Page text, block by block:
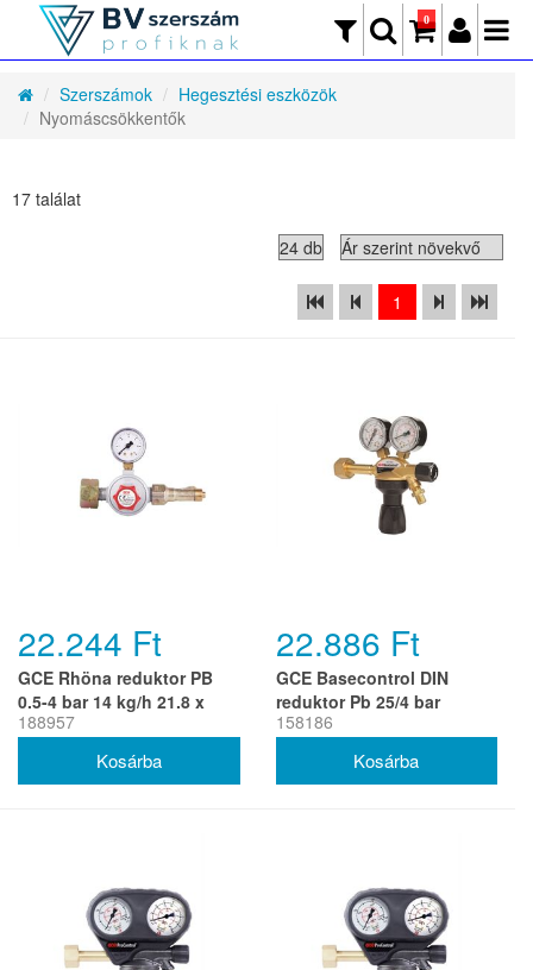
0
Szerszámok
Hegesztési eszközök
Nyomáscsökkentők
17 találat
1
22.244 Ft
GCE Rhöna reduktor PB
0.5-4 bar 14 kg/h 21.8 x
1/14'
188957
22.886 Ft
GCE Basecontrol DIN
reduktor Pb 25/4 bar
W21.8xG3/8'Lh
158186